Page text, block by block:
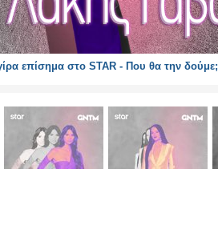
επίσημα στο STAR - Που θα την δούμε;